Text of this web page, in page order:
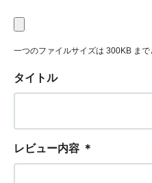
一つのファイルサイズは 300KB まで
タイトル
レビュー内容 ＊